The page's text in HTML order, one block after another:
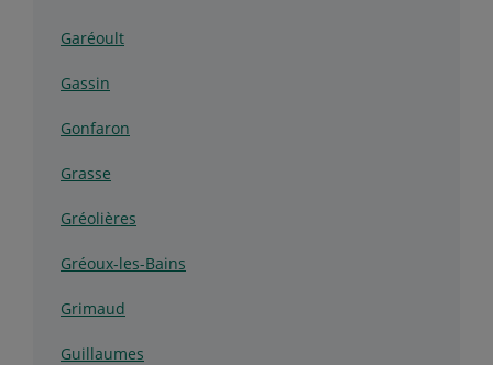
Garéoult
Gassin
Gonfaron
Grasse
Gréolières
Gréoux-les-Bains
Grimaud
Guillaumes